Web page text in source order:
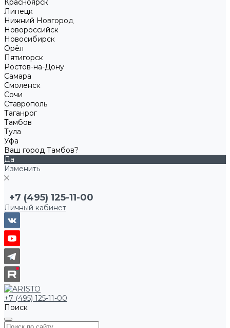
Красноярск
Липецк
Нижний Новгород
Новороссийск
Новосибирск
Орёл
Пятигорск
Ростов-на-Дону
Самара
Смоленск
Сочи
Ставрополь
Таганрог
Тамбов
Тула
Уфа
Ваш город Тамбов?
Да
Изменить
+7 (495) 125-11-00
Личный кабинет
+7 (495) 125-11-00
Поиск